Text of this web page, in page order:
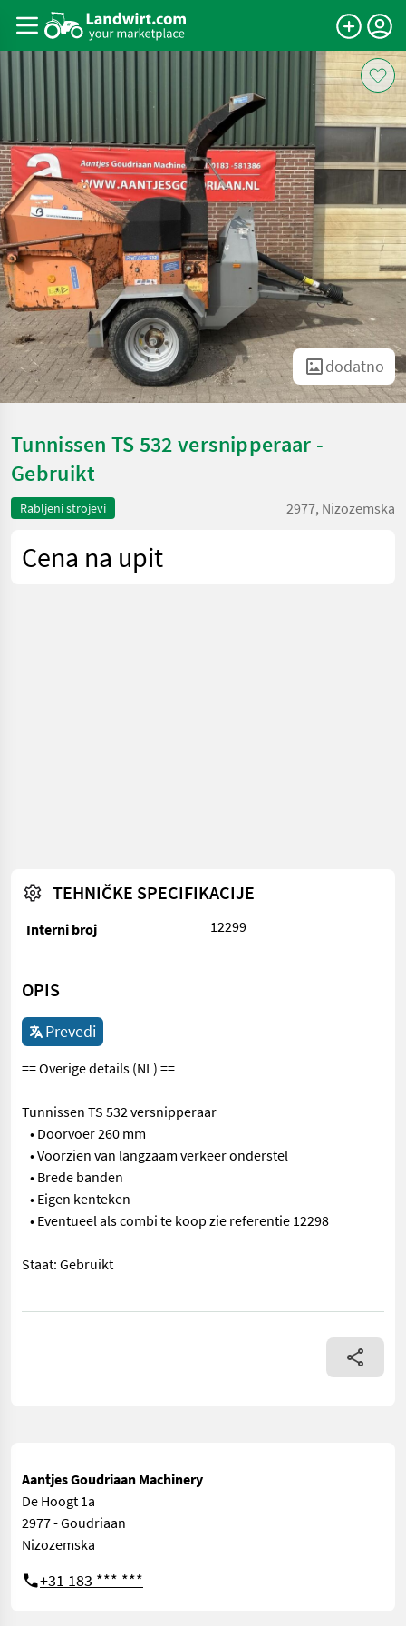
dodatno
Tunnissen TS 532 versnipperaar -
Gebruikt
Rabljeni strojevi 2977, Nizozemska
Cena na upit
TEHNIČKE SPECIFIKACIJE
Interni broj 12299
OPIS
Prevedi
== Overige details (NL) ==
Tunnissen TS 532 versnipperaar
• Doorvoer 260 mm
• Voorzien van langzaam verkeer onderstel
• Brede banden
• Eigen kenteken
• Eventueel als combi te koop zie referentie 12298
Staat: Gebruikt
== Overige details (NL) == Tunnissen TS 532 versnipperaar
Aantjes Goudriaan Machinery
De Hoogt 1a
2977 - Goudriaan
Nizozemska
+31 183 *** ***